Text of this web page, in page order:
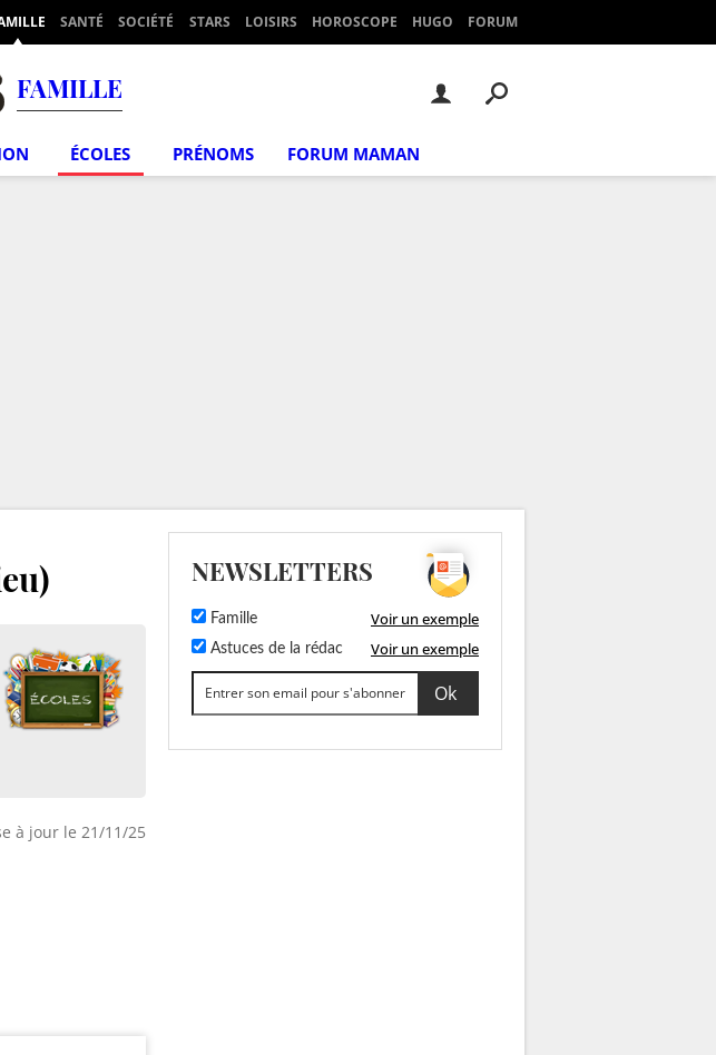
SANTÉ SOCIÉTÉ STARS LOISIRS HOROSCOPE HUGO FORUM
FAMILLE
ÉCOLES PRÉNOMS FORUM MAMAN
à jour le 21/11/25
NEWSLETTERS
Famille Voir un exemple
Astuces de la rédac Voir un exemple